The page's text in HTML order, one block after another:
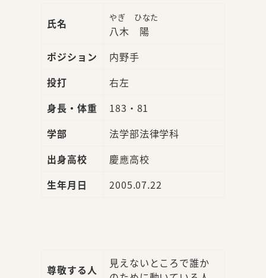
氏名 やぎ ひなた
八木 陽
ポジション
内野手
投打
右左
身長・体重
183・81
学部
法学部法律学科
出身高校
慶應高校
生年月日
2005.07.22
尊敬する人
見えないところで誰か